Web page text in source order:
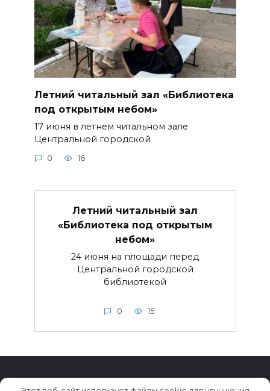
Летний читальный зал «Библиотека
под открытым небом»
17 июня в летнем читальном зале
Центральной городской
0 16
Летний читальный зал
«Библиотека под открытым
небом»
24 июня на площади перед
Центральной городской
библиотекой
0 15